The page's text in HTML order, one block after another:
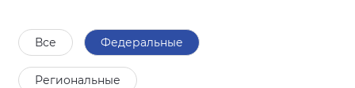
Все Федеральные
Региональные